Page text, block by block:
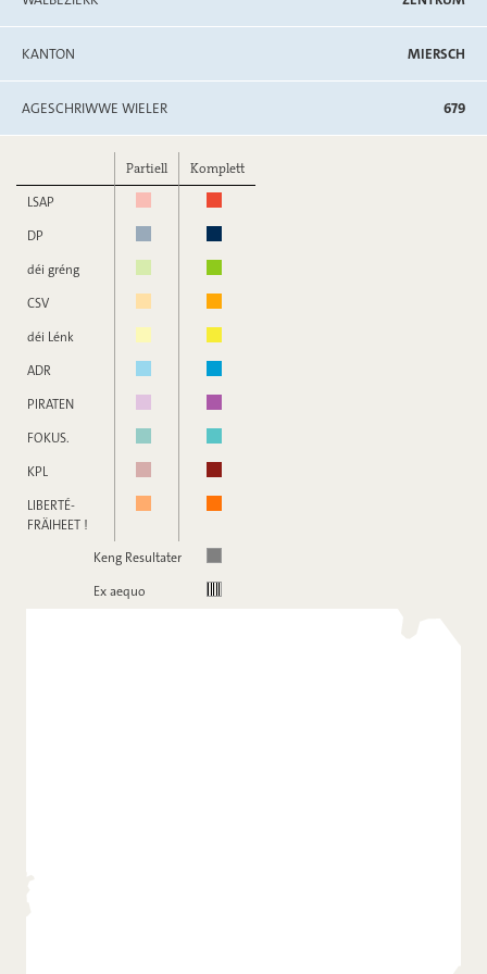
KANTON MIERSCH
AGESCHRIWWE WIELER 679
Partiell
Komplett
LSAP
DP
déi gréng
CSV
déi Lénk
ADR
PIRATEN
FOKUS.
KPL
LIBERTÉ-
FRÄIHEET !
Keng Resultater
Ex aequo